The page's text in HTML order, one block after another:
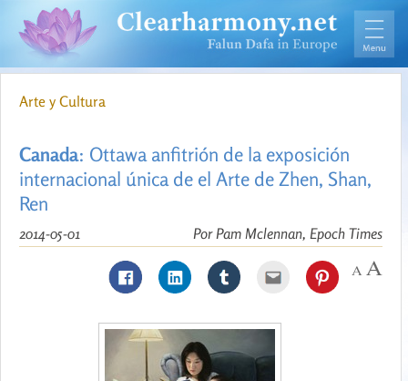
Arte y Cultura
Canada: Ottawa anfitrión de la exposición
internacional única de el Arte de Zhen, Shan,
Ren
Por Pam Mclennan, Epoch Times
2014-05-01